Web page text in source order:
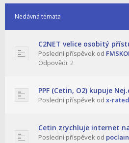
Nedávná témata
C2NET velice osobitý
Poslední příspěvek od
Odpovědi: 2
PPF (Cetin, O2) kupuje
Poslední příspěvek od x-rated
Cetin zrychluje internet
Poslední příspěvek od poclain